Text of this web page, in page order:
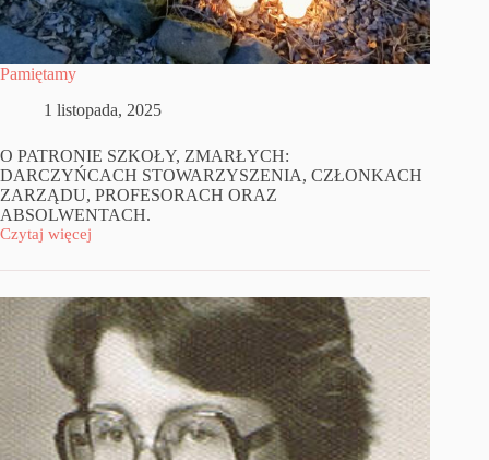
Pamiętamy
1 listopada, 2025
O PATRONIE SZKOŁY, ZMARŁYCH:
DARCZYŃCACH STOWARZYSZENIA, CZŁONKACH
ZARZĄDU, PROFESORACH ORAZ
ABSOLWENTACH.
Czytaj więcej
Pamiętamy